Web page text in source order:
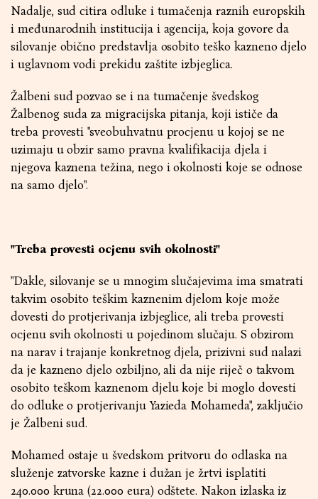
Nadalje, sud citira odluke i tumačenja raznih europskih
i međunarodnih institucija i agencija, koja govore da
silovanje obično predstavlja osobito teško kazneno djelo
i uglavnom vodi prekidu zaštite izbjeglica.
Žalbeni sud pozvao se i na tumačenje švedskog
Žalbenog suda za migracijska pitanja, koji ističe da
treba provesti "sveobuhvatnu procjenu u kojoj se ne
uzimaju u obzir samo pravna kvalifikacija djela i
njegova kaznena težina, nego i okolnosti koje se odnose
na samo djelo".
"Treba provesti ocjenu svih okolnosti"
"Dakle, silovanje se u mnogim slučajevima ima smatrati
takvim osobito teškim kaznenim djelom koje može
dovesti do protjerivanja izbjeglice, ali treba provesti
ocjenu svih okolnosti u pojedinom slučaju. S obzirom
na narav i trajanje konkretnog djela, prizivni sud nalazi
da je kazneno djelo ozbiljno, ali da nije riječ o takvom
osobito teškom kaznenom djelu koje bi moglo dovesti
do odluke o protjerivanju Yazieda Mohameda", zaključio
je Žalbeni sud.
Mohamed ostaje u švedskom pritvoru do odlaska na
služenje zatvorske kazne i dužan je žrtvi isplatiti
240.000 kruna (22.000 eura) odštete. Nakon izlaska iz